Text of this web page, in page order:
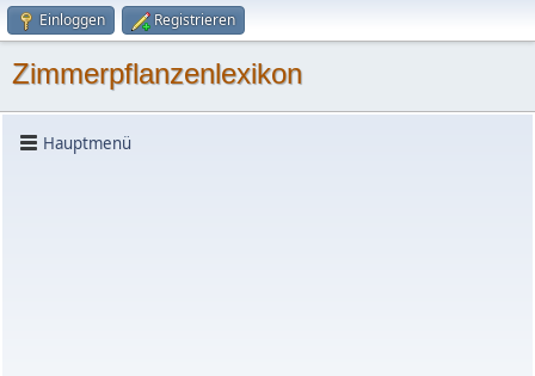
Einloggen Registrieren
Zimmerpflanzenlexikon
Hauptmenü